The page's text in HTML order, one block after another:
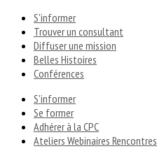
S'informer
Trouver un consultant
Diffuser une mission
Belles Histoires
Conférences
S'informer
Se former
Adhérer à la CPC
Ateliers Webinaires Rencontres